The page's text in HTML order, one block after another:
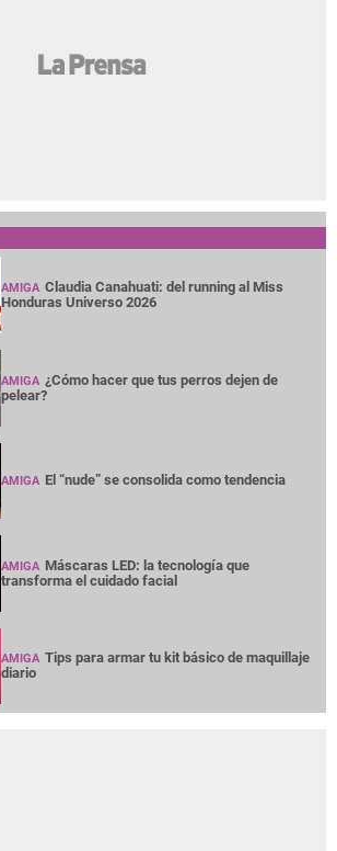
AMIGA Claudia Canahuati: del running al Miss
Honduras Universo 2026
AMIGA ¿Cómo hacer que tus perros dejen de
pelear?
AMIGA El “nude” se consolida como tendencia
AMIGA Máscaras LED: la tecnología que
transforma el cuidado facial
AMIGA Tips para armar tu kit básico de maquillaje
diario